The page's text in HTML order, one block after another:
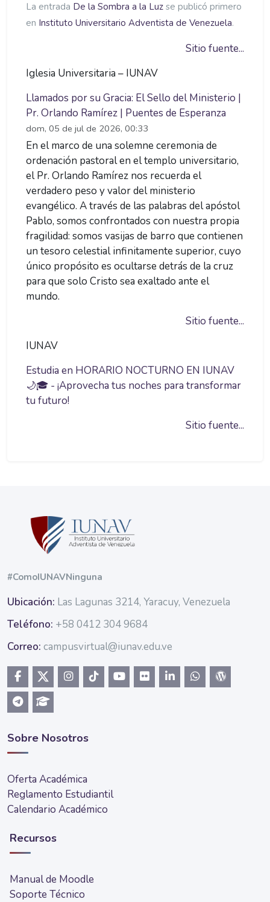
La entrada De la Sombra a la Luz se publicó primero
en Instituto Universitario Adventista de Venezuela.
Sitio fuente...
Iglesia Universitaria – IUNAV
Llamados por su Gracia: El Sello del Ministerio |
Pr. Orlando Ramírez | Puentes de Esperanza
dom, 05 de jul de 2026, 00:33
En el marco de una solemne ceremonia de
ordenación pastoral en el templo universitario,
el Pr. Orlando Ramírez nos recuerda el
verdadero peso y valor del ministerio
evangélico. A través de las palabras del apóstol
Pablo, somos confrontados con nuestra propia
fragilidad: somos vasijas de barro que contienen
un tesoro celestial infinitamente superior, cuyo
único propósito es ocultarse detrás de la cruz
para que solo Cristo sea exaltado ante el
mundo.
Sitio fuente...
IUNAV
Estudia en HORARIO NOCTURNO EN IUNAV
🌙🎓 - ¡Aprovecha tus noches para transformar
tu futuro!
Sitio fuente...
#ComoIUNAVNinguna
Ubicación: Las Lagunas 3214, Yaracuy, Venezuela
Teléfono: +58 0412 304 9684
Correo: campusvirtual@iunav.edu.ve
Sobre Nosotros
Oferta Académica
Reglamento Estudiantil
Calendario Académico
Recursos
Manual de Moodle
Soporte Técnico